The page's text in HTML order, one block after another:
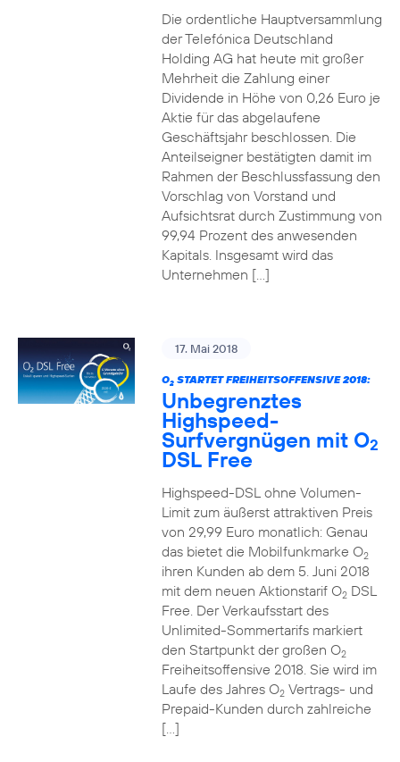
Die ordentliche Hauptversammlung
der Telefónica Deutschland
Holding AG hat heute mit großer
Mehrheit die Zahlung einer
Dividende in Höhe von 0,26 Euro je
Aktie für das abgelaufene
Geschäftsjahr beschlossen. Die
Anteilseigner bestätigten damit im
Rahmen der Beschlussfassung den
Vorschlag von Vorstand und
Aufsichtsrat durch Zustimmung von
99,94 Prozent des anwesenden
Kapitals. Insgesamt wird das
Unternehmen […]
17. Mai 2018
O2STARTET FREIHEITSOFFENSIVE 2018:
Unbegrenztes
Highspeed-
Surfvergnügen mit O2
DSL Free
Highspeed-DSL ohne Volumen-
Limit zum äußerst attraktiven Preis
von 29,99 Euro monatlich: Genau
das bietet die Mobilfunkmarke O2
ihren Kunden ab dem 5. Juni 2018
mit dem neuen Aktionstarif O2DSL
Free. Der Verkaufsstart des
Unlimited-Sommertarifs markiert
den Startpunkt der großen O2
Freiheitsoffensive 2018. Sie wird im
Laufe des Jahres O2Vertrags- und
Prepaid-Kunden durch zahlreiche
[…]